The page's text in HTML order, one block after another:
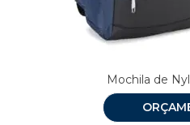
Mochila de